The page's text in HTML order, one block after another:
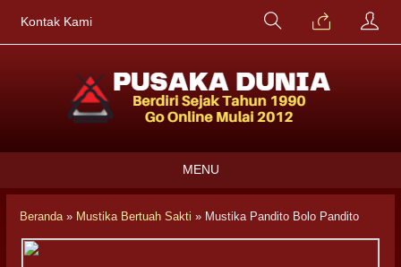
Kontak Kami
MENU
Beranda» Mustika Bertuah Sakti » Mustika Pandito Bolo Pandito